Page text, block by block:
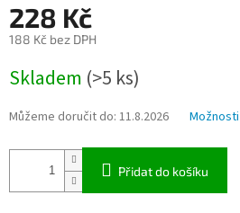
228 Kč
188 Kč bez DPH
cena:
Skladem (>5 ks)
Můžeme doručit do: 11.8.2026
Přidat do košíku